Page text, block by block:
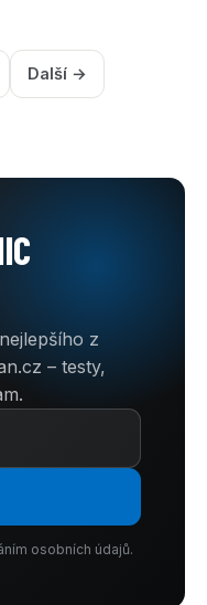
Další →
z
– testy,
osobních údajů.